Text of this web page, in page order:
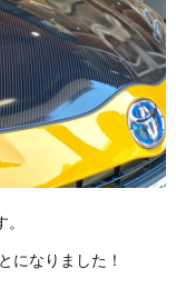
になりました！